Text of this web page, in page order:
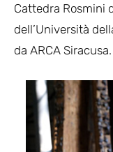
Cattedra Rosmini
dell’Università
da ARCA Siracusa.